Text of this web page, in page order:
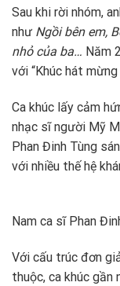
Sau khi rời nhóm,
như Ngồi bên em,
nhỏ của ba… Năm
với “Khúc hát
Ca khúc lấy cảm
nhạc sĩ người Mỹ
Phan Đinh Tùng
với nhiều thế hệ
Nam ca sĩ Phan
Với cấu trúc đơn
thuộc, ca khúc gần